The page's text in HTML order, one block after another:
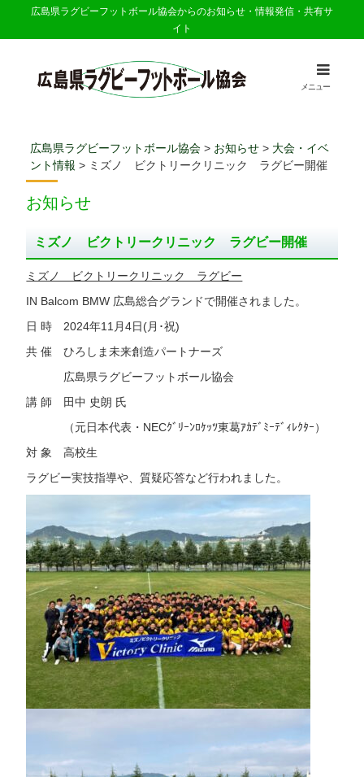
広島県ラグビーフットボール協会からのお知らせ・情報発信・共有サ
イト
メニュー
広島県ラグビーフットボール協会 > お知らせ > 大会・イベ
ント情報 > ミズノ ビクトリークリニック ラグビー開催
お知らせ
ミズノ ビクトリークリニック ラグビー開催
ミズノ ビクトリークリニック ラグビー
IN Balcom BMW 広島総合グランドで開催されました。
日 時 2024年11月4日(月･祝)
共 催 ひろしま未来創造パートナーズ
広島県ラグビーフットボール協会
講 師 田中 史朗 氏
（元日本代表・NECｸﾞﾘｰﾝﾛｹｯﾂ東葛ｱｶﾃﾞﾐｰﾃﾞｨﾚｸﾀｰ）
対 象 高校生
ラグビー実技指導や、質疑応答など行われました。